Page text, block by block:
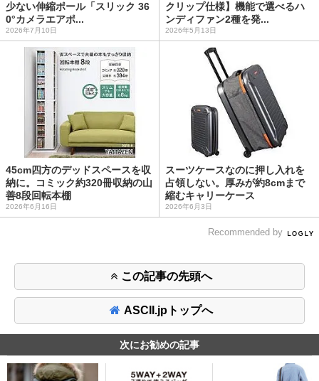
少ない伸縮ポール「スリック 36
0°カメラエアポ...
2026年7月10日
クリップ仕様】機能で選べるハ
ンディファン2種を発...
2026年5月13日
45cm四方のデッドスペースを収
納に。コミック約320冊収納の山
善8段回転本棚
2026年6月16日
スーツケースなのに押し入れを
占領しない。厚みが約8cmまで
縮むキャリーケース
2026年6月3日
Recommended by
この記事の先頭へ
ASCII.jpトップへ
次にお勧めの記事